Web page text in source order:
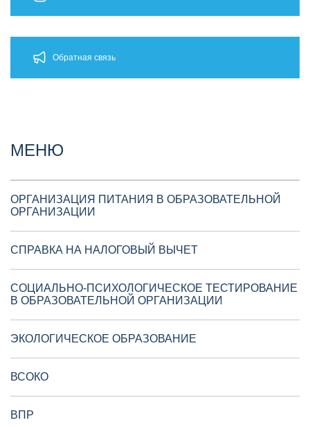
Обратная связь
МЕНЮ
ОРГАНИЗАЦИЯ ПИТАНИЯ В ОБРАЗОВАТЕЛЬНОЙ
ОРГАНИЗАЦИИ
СПРАВКА НА НАЛОГОВЫЙ ВЫЧЕТ
СОЦИАЛЬНО-ПСИХОЛОГИЧЕСКОЕ ТЕСТИРОВАНИЕ
В ОБРАЗОВАТЕЛЬНОЙ ОРГАНИЗАЦИИ
ЭКОЛОГИЧЕСКОЕ ОБРАЗОВАНИЕ
ВСОКО
ВПР